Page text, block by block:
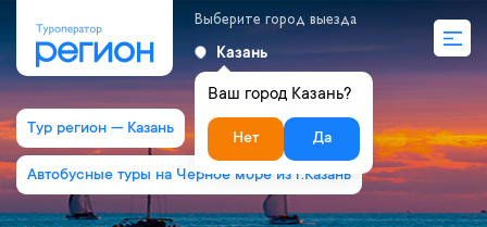
Выберите город выезда
Казань
Ваш город Казань?
Нет Да
Тур регион — Казань
Автобусные туры на Черное море из г.Казань